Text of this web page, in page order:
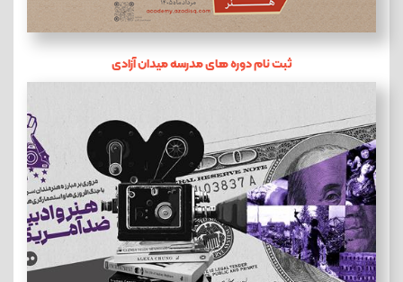
ثبت نام دوره های مدرسه میدان آزادی